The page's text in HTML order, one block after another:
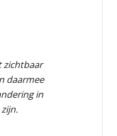
zichtbaar
daarmee
in